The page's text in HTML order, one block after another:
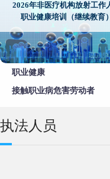
2026年非医疗机构放射工作
职业健康培训（继续教育）
职业健康
接触职业病危害劳动者
执法人员